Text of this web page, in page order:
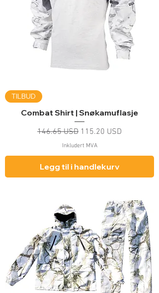
TILBUD
Combat Shirt | Snøkamuflasje
Vanlig pris
146.65 USD Salgspris
115.20 USD
Inkludert MVA
Legg til i handlekurv